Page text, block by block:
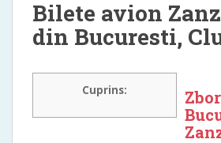
Bilete avion
din Bucuresti,
Cuprins: